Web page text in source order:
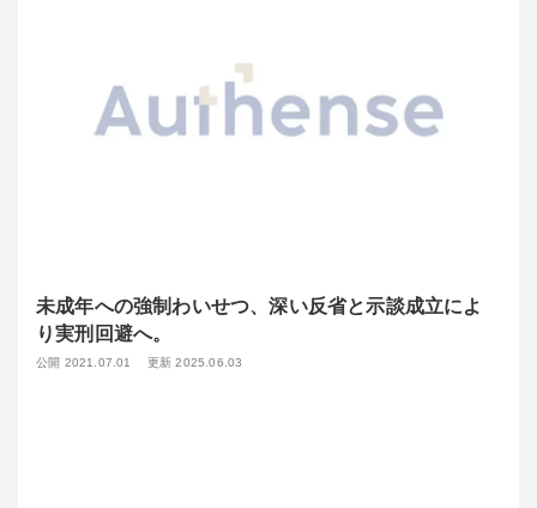
未成年への強制わいせつ、深い反省と示談成立によ
り実刑回避へ。
公開 2021.07.01 更新 2025.06.03